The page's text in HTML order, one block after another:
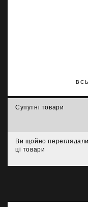
Супутні товари
Ви щойно переглядали
ці товари